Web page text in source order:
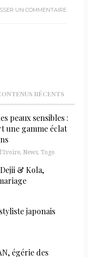
UN COMMENTAIRE
RÉCENTS
peaux sensibles :
une gamme éclat
, News, Togo
& Kola,
japonais
égérie des